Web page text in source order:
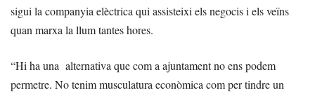
sigui la companyia elèctrica qui assisteixi els negocis i els veïns
quan marxa la llum tantes hores.
“Hi ha una alternativa que com a ajuntament no ens podem
permetre. No tenim musculatura econòmica com per tindre un